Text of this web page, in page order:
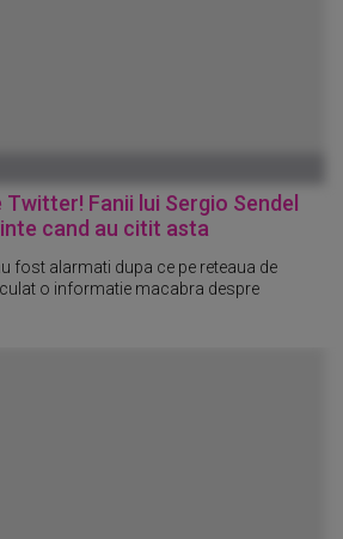
Fanii lui Sergio Sendel
cand au citit asta
fost alarmati dupa ce pe reteaua de
o informatie macabra despre